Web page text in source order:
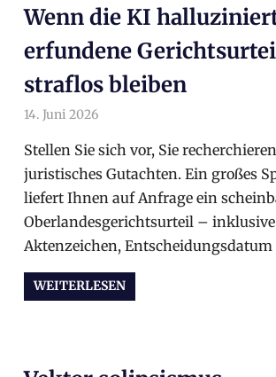
Wenn die KI
erfundene
straflos bleiben
14. Juni 2026
Stellen Sie sich vor, Sie
juristisches Gutachten. Ein großes
liefert Ihnen auf Anfrage ein
Oberlandesgerichtsurteil – inklusive
Aktenzeichen,
WEITERLESEN